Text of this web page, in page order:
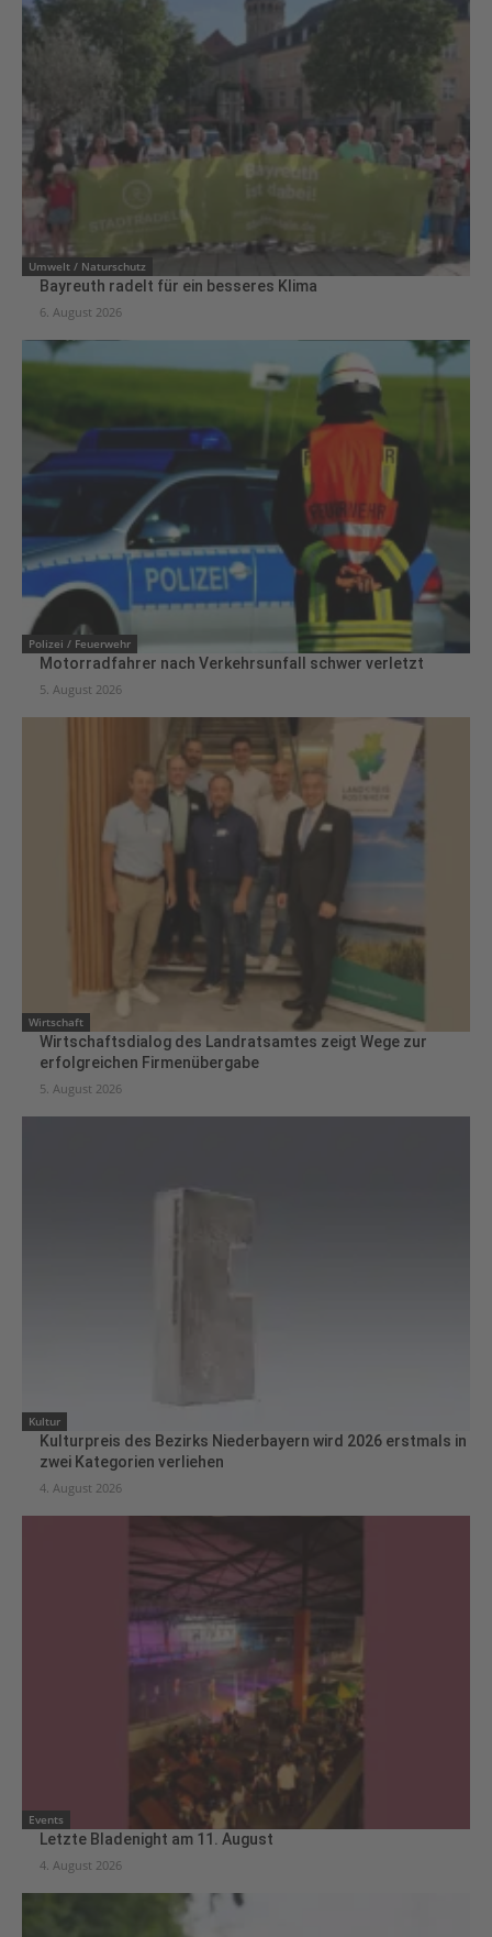
Umwelt / Naturschutz
Bayreuth radelt für ein besseres Klima
6. August 2026
Polizei / Feuerwehr
Motorradfahrer nach Verkehrsunfall schwer verletzt
5. August 2026
Wirtschaft
Wirtschaftsdialog des Landratsamtes zeigt Wege zur
erfolgreichen Firmenübergabe
5. August 2026
Kultur
Kulturpreis des Bezirks Niederbayern wird 2026 erstmals in
zwei Kategorien verliehen
4. August 2026
Events
Letzte Bladenight am 11. August
4. August 2026